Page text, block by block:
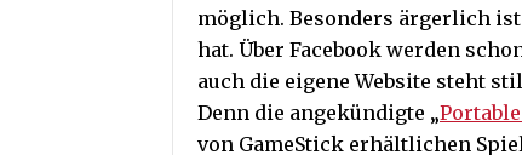
möglich. Besonders ärgerlich
hat. Über Facebook werden
auch die eigene Website steht
Denn die angekündigte „
von GameStick erhältlichen